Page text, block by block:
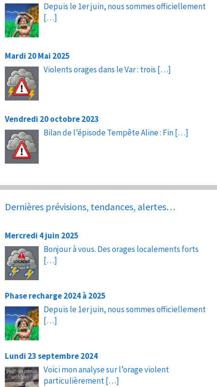
Depuis le 1er juin, nous sommes officiellement
[…]
Mardi 20 Mai 2025
Violents orages dans le Var : trois […]
Vendredi 20 octobre 2023
Bilan de l’épisode Tempête Aline : Fin[…]
Dernières prévisions, tendances, alertes…
Mercredi 4 juin 2025
Bonjour à vous. Des orages localements forts
[…]
Phase recharge 2024 à 2025
Depuis le 1er juin, nous sommes officiellement
[…]
Lundi 23 septembre 2024
Voici mon analyse sur l’orage violent
particulièrement[…]